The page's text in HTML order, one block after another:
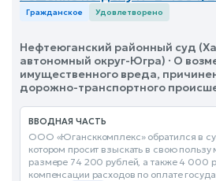
Гражданское Удовлетворено
Нефтеюганский районный суд
автономный округ-Югра) · О
имущественного вреда,
дорожно-транспортного
ВВОДНАЯ ЧАСТЬ
ООО «Югансккомплекс» обратился в
котором просит взыскать в свою
размере 74 200 рублей, а также 4 000
компенсации расходов по оплате